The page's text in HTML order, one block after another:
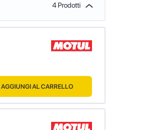
4 Prodotti
AGGIUNGI AL CARRELLO